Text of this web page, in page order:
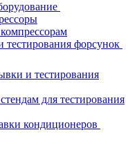
форсунок
и тестирования
для тестирования
кондиционеров